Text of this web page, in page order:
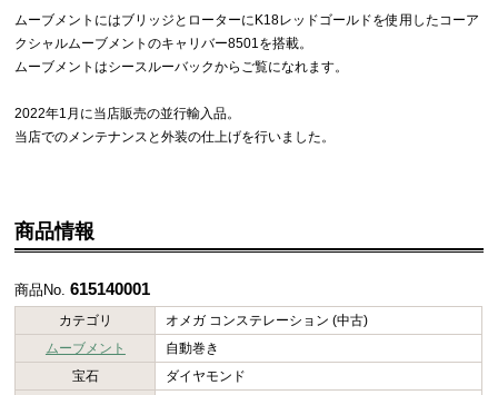
ムーブメントにはブリッジとローターにK18レッドゴールドを使用したコーア
クシャルムーブメントのキャリバー8501を搭載。
ムーブメントはシースルーバックからご覧になれます。
2022年1月に当店販売の並行輸入品。
当店でのメンテナンスと外装の仕上げを行いました。
商品情報
商品No.615140001
カテゴリ
オメガ コンステレーション (中古)
ムーブメント
自動巻き
宝石
ダイヤモンド